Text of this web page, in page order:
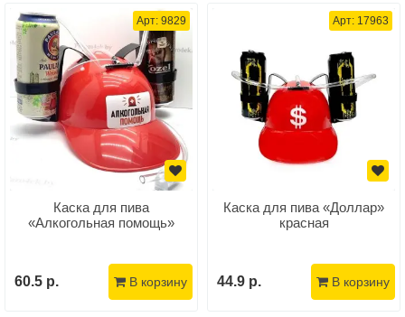
Арт: 9829
Каска для пива
«Алкогольная помощь»
60.5 р. В корзину
Арт: 17963
Каска для пива «Доллар»
красная
44.9 р. В корзину